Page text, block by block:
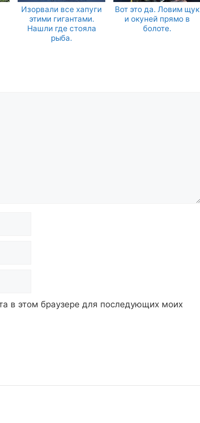
Изорвали все хапуги
этими гигантами.
Нашли где стояла
рыба.
Вот это да. Ловим щук
и окуней прямо в
болоте.
в этом браузере для последующих моих